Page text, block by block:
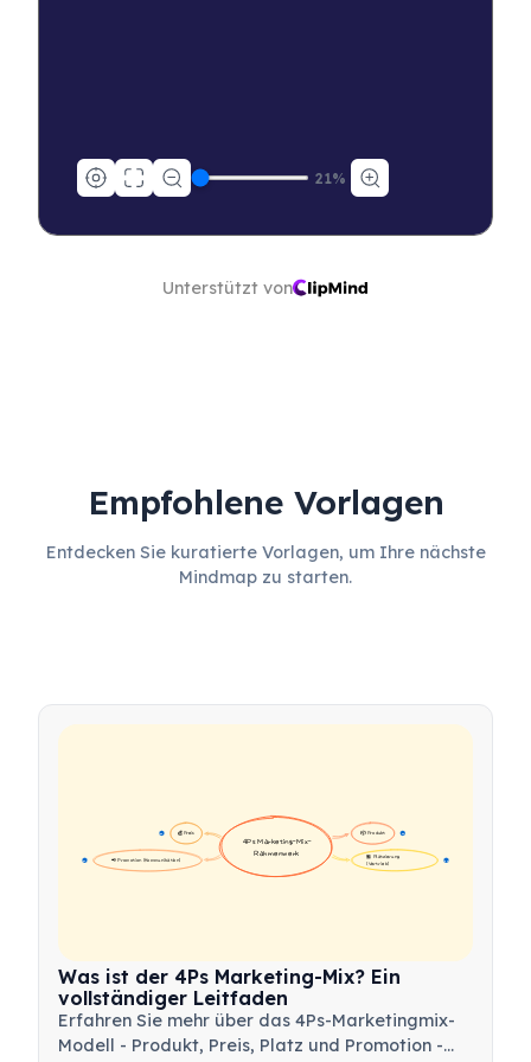
21%
Unterstützt von
Empfohlene Vorlagen
Entdecken Sie kuratierte Vorlagen, um Ihre nächste
Mindmap zu starten.
📦 Produkt
💰 Preis
🏪 Platzierung
(Vertrieb)
17
📢 Promotion (Kommunikation)
17
4Ps Marketing-Mix-
Rahmenwerk
Was ist der 4Ps Marketing-Mix? Ein
vollständiger Leitfaden
Erfahren Sie mehr über das 4Ps-Marketingmix-
Modell - Produkt, Preis, Platz und Promotion -